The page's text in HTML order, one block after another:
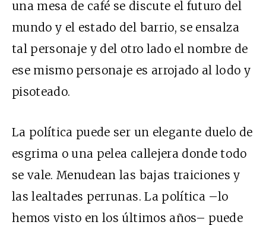
una mesa de café se discute el futuro del
mundo y el estado del barrio, se ensalza
tal personaje y del otro lado el nombre de
ese mismo personaje es arrojado al lodo y
pisoteado.
La política puede ser un elegante duelo de
esgrima o una pelea callejera donde todo
se vale. Menudean las bajas traiciones y
las lealtades perrunas. La política –lo
hemos visto en los últimos años– puede